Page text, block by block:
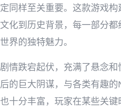
同样至关重要。这款游戏
化到历史背景，每一部分
界的独特魅力。
情跌宕起伏，充满了悬念
的巨大阴谋，与各类有趣
十分丰富，玩家在某些关